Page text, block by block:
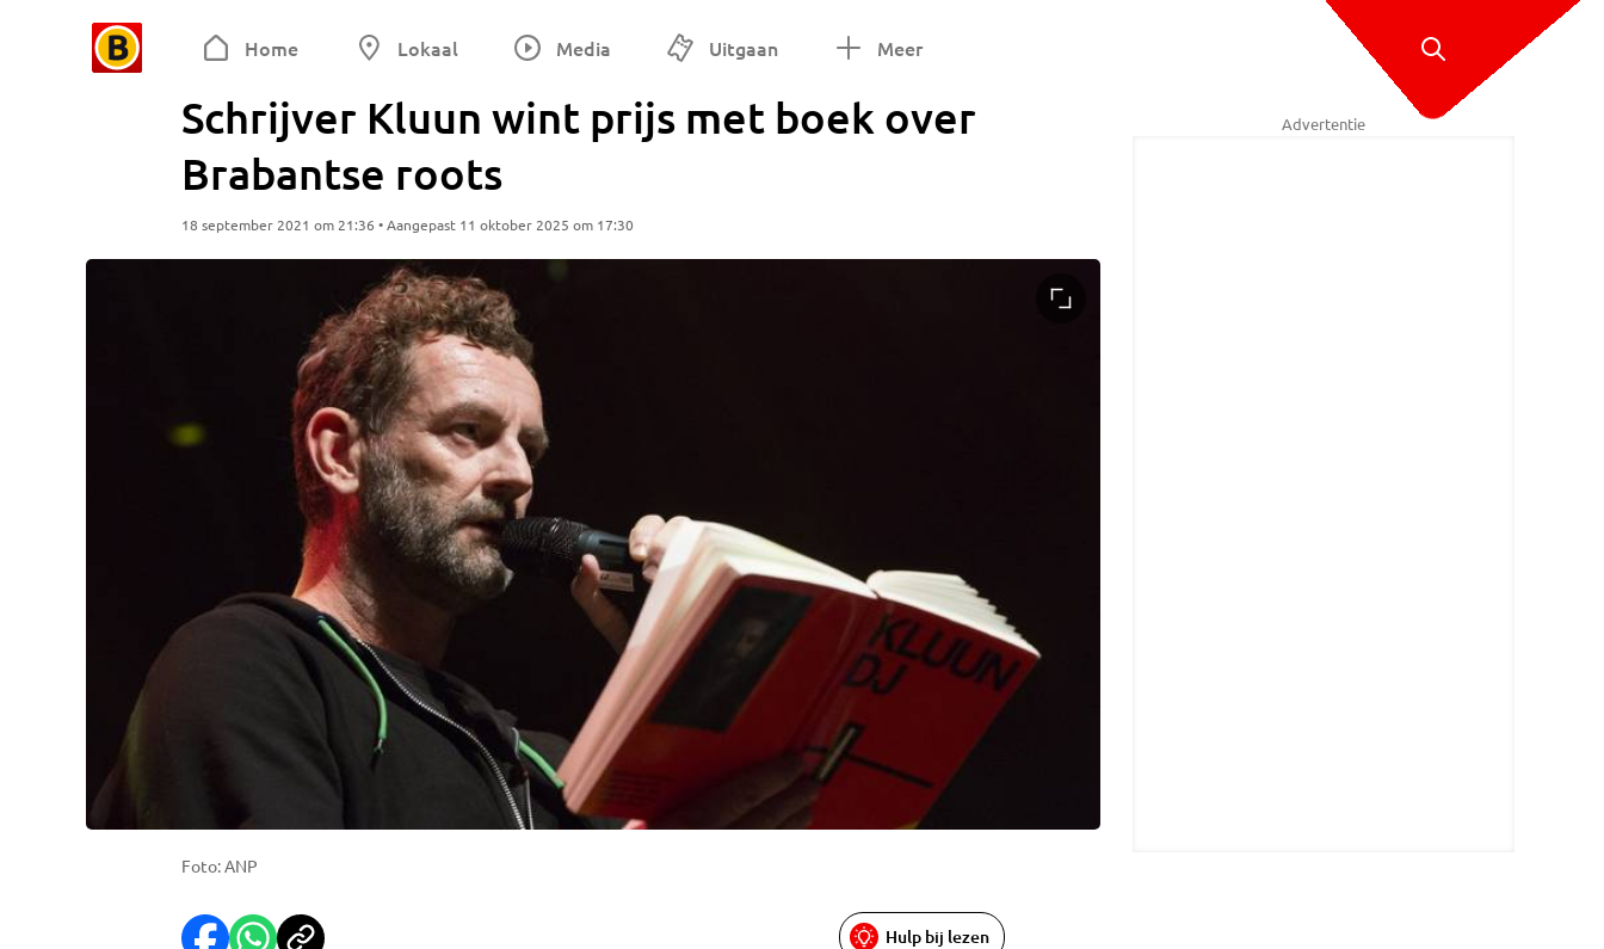
Home Lokaal Media Uitgaan Meer
Schrijver Kluun wint prijs met boek over
Brabantse roots
18 september 2021 om 21:36 • Aangepast 11 oktober 2025 om 17:30
Foto: ANP
Hulp bij lezen
Advertentie